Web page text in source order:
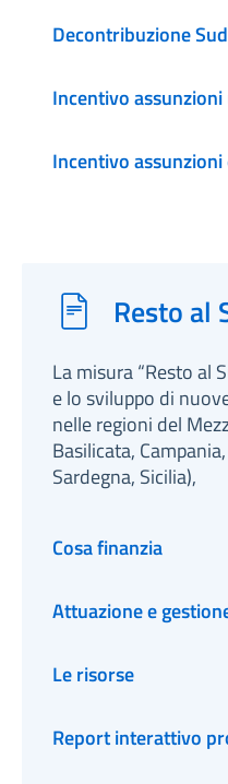
Decontribuzione Sud
Incentivo
Incentivo
Resto al
La misura “Resto al
e lo sviluppo di
nelle regioni del
Basilicata,
Sardegna, Sicilia),
Cosa finanzia
Attuazione e
Le risorse
Report interattivo